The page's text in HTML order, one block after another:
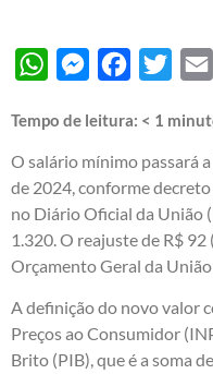
WhatsAppMessengerFacebook
Tempo de leitura: < 1
O salário mínimo passará
de 2024, conforme
no Diário Oficial da União
1.320. O reajuste de R$
Orçamento Geral da
A definição do novo valor
Preços ao Consumidor
Brito (PIB), que é a soma